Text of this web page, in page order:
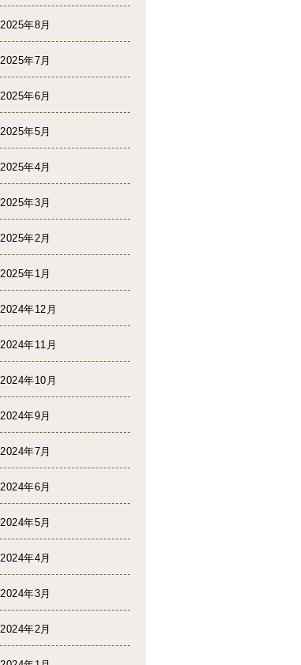
2025年8月
2025年7月
2025年6月
2025年5月
2025年4月
2025年3月
2025年2月
2025年1月
2024年12月
2024年11月
2024年10月
2024年9月
2024年7月
2024年6月
2024年5月
2024年4月
2024年3月
2024年2月